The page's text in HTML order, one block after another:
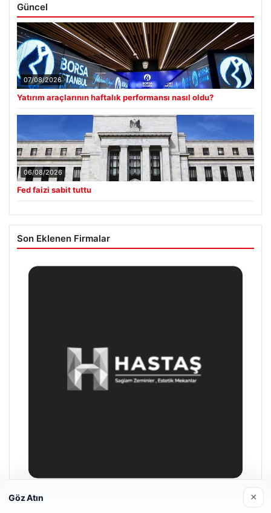
Güncel
07/08/2026
Yatırım araçlarının haftalık performansı nasıl oldu?
06/08/2026
Fed faizi sabit tuttu
Son Eklenen Firmalar
Hastaş Beton
Göz Atın ×